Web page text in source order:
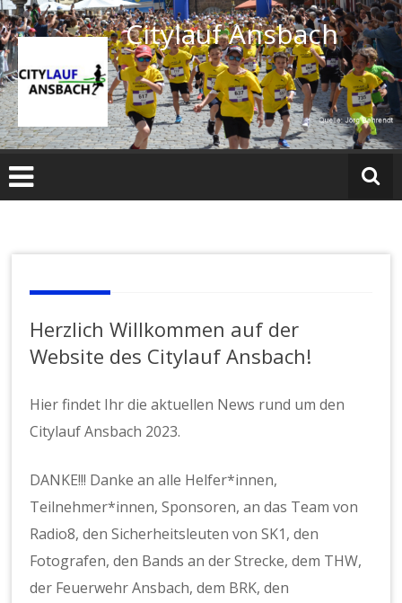
Zum
Inhalt
springen
Citylauf Ansbach
Herzlich Willkommen auf der
Website des Citylauf Ansbach!
Hier findet Ihr die aktuellen News rund um den
Citylauf Ansbach 2023.
DANKE!!! Danke an alle Helfer*innen,
Teilnehmer*innen, Sponsoren, an das Team von
Radio8, den Sicherheitsleuten von SK1, den
Fotografen, den Bands an der Strecke, dem THW,
der Feuerwehr Ansbach, dem BRK, den